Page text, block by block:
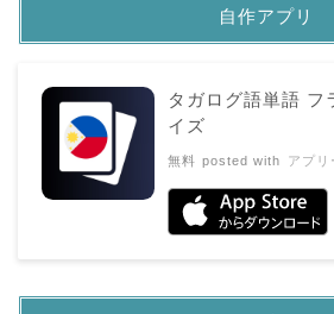
自作アプリ
タガログ語単語 フ
イズ
無料 posted with アプリ